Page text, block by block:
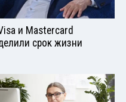
и Mastercard
срок жизни